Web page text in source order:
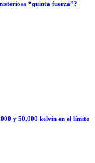
“quinta fuerza”?
y 50.000 kelvin en el límite